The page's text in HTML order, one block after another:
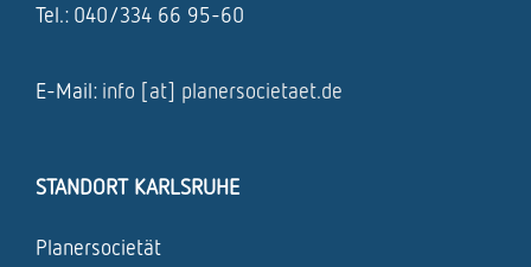
Tel.: 040/334 66 95-60
E-Mail: info [at] planersocietaet.de
STANDORT KARLSRUHE
Planersocietät